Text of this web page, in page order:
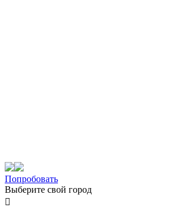
Попробовать
Выберите свой город
